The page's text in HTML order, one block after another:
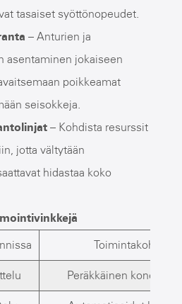
tasaiset syöttönopeudet.
– Anturien ja
asentaminen jokaiseen
poikkeamat
seisokkeja.
– Kohdista resurssit
jotta vältytään
hidastaa koko
Toimintakohteet
Peräkkäinen